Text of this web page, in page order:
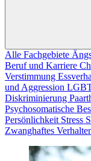
Alle Fachgebiete
Beruf und Karriere
Verstimmung
und Aggression
Diskriminierung
Psychosomatische
Persönlichkeit Stress
Zwanghaftes